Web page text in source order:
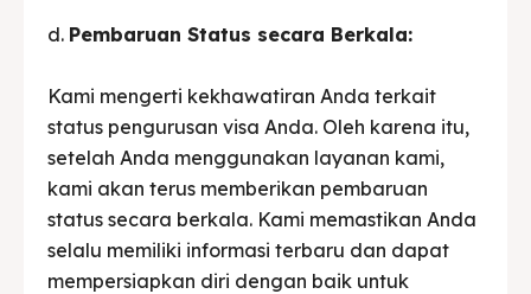
d. Pembaruan Status secara Berkala:
Kami mengerti kekhawatiran Anda terkait
status pengurusan visa Anda. Oleh karena itu,
setelah Anda menggunakan layanan kami,
kami akan terus memberikan pembaruan
status secara berkala. Kami memastikan Anda
selalu memiliki informasi terbaru dan dapat
mempersiapkan diri dengan baik untuk